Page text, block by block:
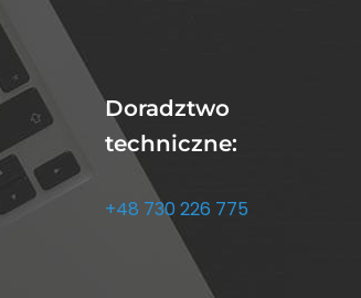
Doradztwo
techniczne:
+48 730 226 775